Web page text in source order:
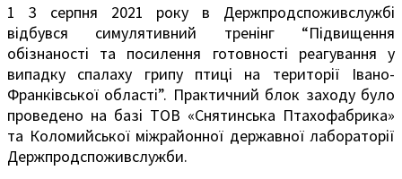
1 3 серпня 2021 року в Держпродспоживслужбі
відбувся симулятивний тренінг “Підвищення
обізнаності та посилення готовності реагування у
випадку спалаху грипу птиці на території Івано-
Франківської області”. Практичний блок заходу було
проведено на базі ТОВ «Снятинська Птахофабрика»
та Коломийської міжрайонної державної лабораторії
Держпродспоживслужби.